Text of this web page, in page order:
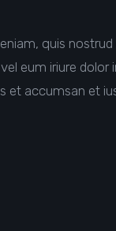
quis
eum iriure
et accumsan et